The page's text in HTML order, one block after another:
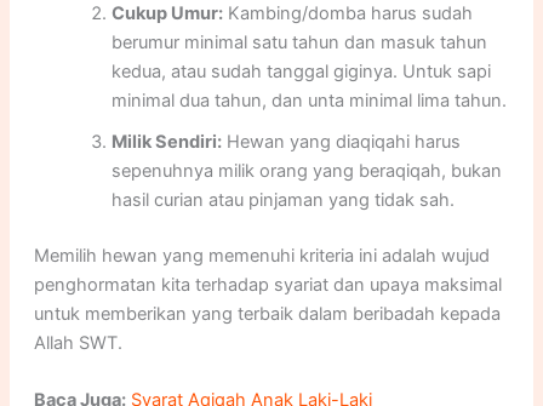
Cukup Umur:Kambing/domba harus sudah
berumur minimal satu tahun dan masuk tahun
kedua, atau sudah tanggal giginya. Untuk sapi
minimal dua tahun, dan unta minimal lima tahun.
Milik Sendiri:Hewan yang diaqiqahi harus
sepenuhnya milik orang yang beraqiqah, bukan
hasil curian atau pinjaman yang tidak sah.
Memilih hewan yang memenuhi kriteria ini adalah wujud
penghormatan kita terhadap syariat dan upaya maksimal
untuk memberikan yang terbaik dalam beribadah kepada
Allah SWT.
Baca Juga: Syarat Aqiqah Anak Laki-Laki